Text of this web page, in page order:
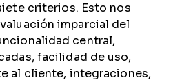
criterios. Esto nos
imparcial del
central,
facilidad de uso,
al cliente, integraciones,